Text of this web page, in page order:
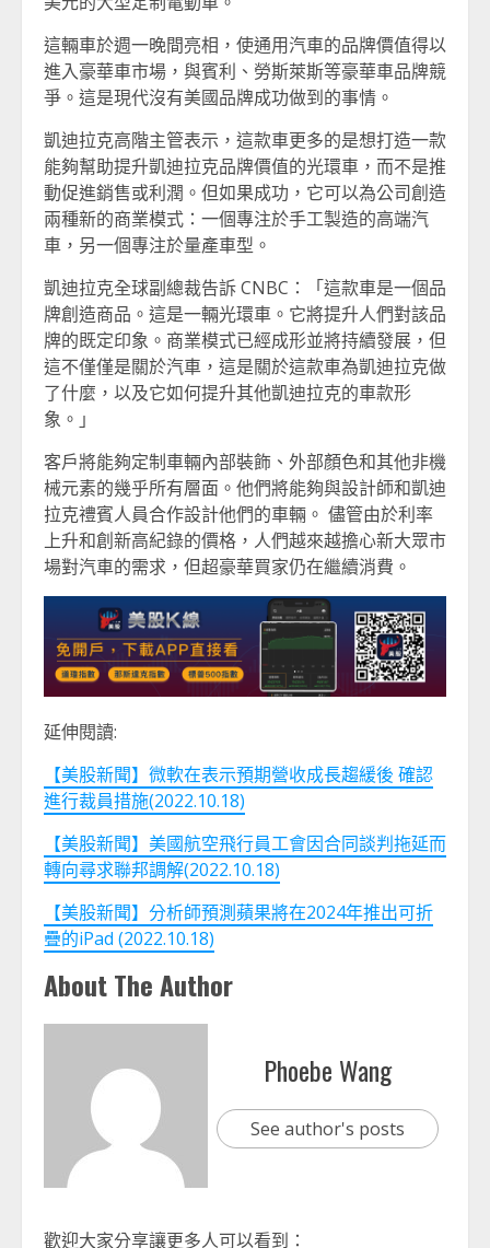
這輛車於週一晚間亮相，使通用汽車的品牌價值得以
進入豪華車市場，與賓利、勞斯萊斯等豪華車品牌競
爭。這是現代沒有美國品牌成功做到的事情。
凱迪拉克高階主管表示，這款車更多的是想打造一款
能夠幫助提升凱迪拉克品牌價值的光環車，而不是推
動促進銷售或利潤。但如果成功，它可以為公司創造
兩種新的商業模式：一個專注於手工製造的高端汽
車，另一個專注於量產車型。
凱迪拉克全球副總裁告訴 CNBC：「這款車是一個品
牌創造商品。這是一輛光環車。它將提升人們對該品
牌的既定印象。商業模式已經成形並將持續發展，但
這不僅僅是關於汽車，這是關於這款車為凱迪拉克做
了什麼，以及它如何提升其他凱迪拉克的車款形
象。」
客戶將能夠定制車輛內部裝飾、外部顏色和其他非機
械元素的幾乎所有層面。他們將能夠與設計師和凱迪
拉克禮賓人員合作設計他們的車輛。 儘管由於利率
上升和創新高紀錄的價格，人們越來越擔心新大眾市
場對汽車的需求，但超豪華買家仍在繼續消費。
延伸閱讀:
【美股新聞】微軟在表示預期營收成長趨緩後 確認
進行裁員措施(2022.10.18)
【美股新聞】美國航空飛行員工會因合同談判拖延而
轉向尋求聯邦調解(2022.10.18)
【美股新聞】分析師預測蘋果將在2024年推出可折
疊的iPad (2022.10.18)
About The Author
Phoebe Wang
See author's posts
歡迎大家分享讓更多人可以看到：